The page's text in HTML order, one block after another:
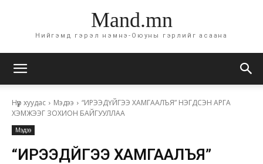
Mand.mn
Нийгэмд гэрэл нэмнэ-Оюуны гэрлийг асаана
Нүүр хуудас Мэдээ
“ИРЭЭДҮЙГЭЭ ХАМГААЛЪЯ” НЭГДСЭН АРГА
ХЭМЖЭЭГ ЗОХИОН БАЙГУУЛЛАА
Мэдээ
“ИРЭЭДҮЙГЭЭ ХАМГААЛЪЯ”